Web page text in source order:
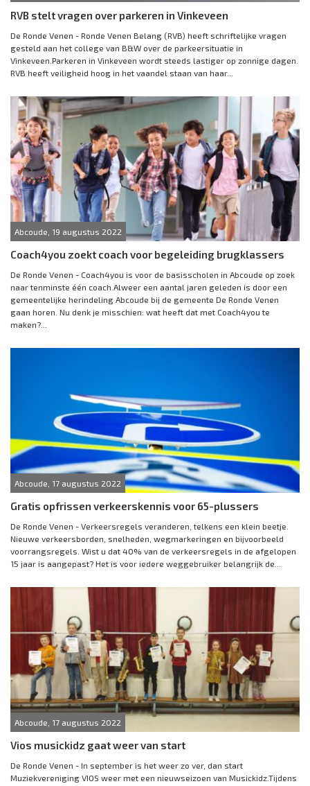
RVB stelt vragen over parkeren in Vinkeveen
De Ronde Venen - Ronde Venen Belang (RVB) heeft schriftelijke vragen
gesteld aan het college van B&W over de parkeersituatie in
Vinkeveen.Parkeren in Vinkeveen wordt steeds lastiger op zonnige dagen.
RVB heeft veiligheid hoog in het vaandel staan van haar...
Abcoude, 19 augustus 2022
Coach4you zoekt coach voor begeleiding brugklassers
De Ronde Venen - Coach4you is voor de basisscholen in Abcoude op zoek
naar tenminste één coach.Alweer een aantal jaren geleden is door een
gemeentelijke herindeling Abcoude bij de gemeente De Ronde Venen
gaan horen. Nu denk je misschien: wat heeft dat met Coach4you te
maken?...
Abcoude, 17 augustus 2022
Gratis opfrissen verkeerskennis voor 65-plussers
De Ronde Venen - Verkeersregels veranderen, telkens een klein beetje.
Nieuwe verkeersborden, snelheden, wegmarkeringen en bijvoorbeeld
voorrangsregels. Wist u dat 40% van de verkeersregels in de afgelopen
15 jaar is aangepast? Het is voor iedere weggebruiker belangrijk de...
Abcoude, 17 augustus 2022
Vios musickidz gaat weer van start
De Ronde Venen - In september is het weer zo ver, dan start
Muziekvereniging VIOS weer met een nieuwseizoen van Musickidz.Tijdens